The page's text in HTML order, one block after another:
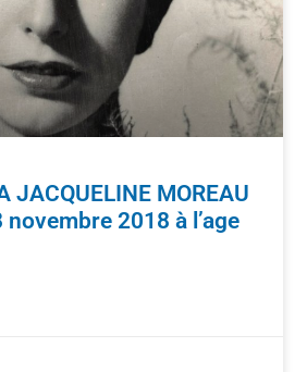
JACQUELINE MOREAU
novembre 2018 à l’age